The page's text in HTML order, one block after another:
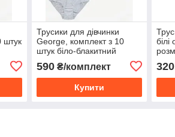
штук
Трусики для дівчинки
George, комплект з 10
штук біло-блакитний
590₴/комплект
Купити
320